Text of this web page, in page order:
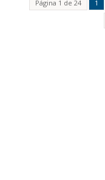
Página 1 de 24 1